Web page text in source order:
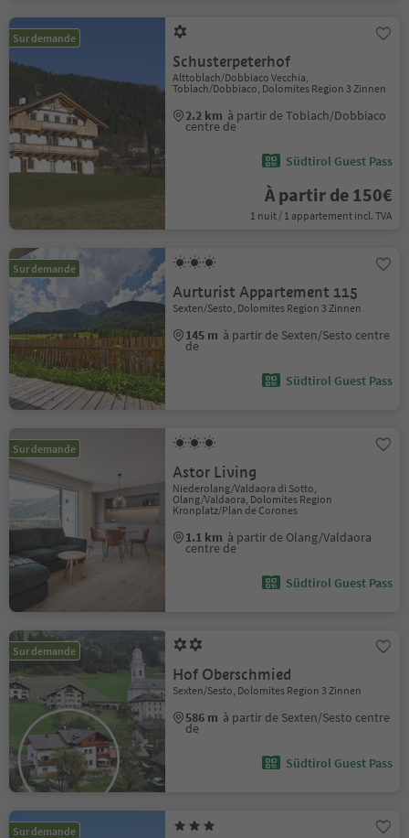
Sur demande
Schusterpeterhof
Alttoblach/Dobbiaco Vecchia,
Toblach/Dobbiaco, Dolomites Region 3 Zinnen
2.2 km à partir de Toblach/Dobbiaco
centre de
Südtirol Guest Pass
À partir de 150€
1 nuit / 1 appartement incl. TVA
Sur demande
Aurturist Appartement 115
Sexten/Sesto, Dolomites Region 3 Zinnen
145 m à partir de Sexten/Sesto centre
de
Südtirol Guest Pass
Sur demande
Astor Living
Niederolang/Valdaora di Sotto,
Olang/Valdaora, Dolomites Region
Kronplatz/Plan de Corones
1.1 km à partir de Olang/Valdaora
centre de
Südtirol Guest Pass
Sur demande
Hof Oberschmied
Sexten/Sesto, Dolomites Region 3 Zinnen
586 m à partir de Sexten/Sesto centre
de
Südtirol Guest Pass
Sur demande